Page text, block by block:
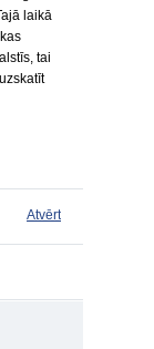
laikā
tai
Atvērt